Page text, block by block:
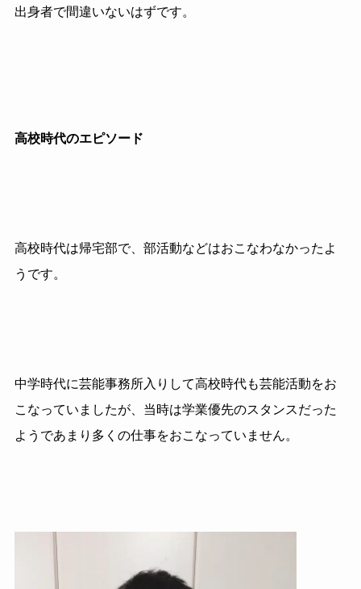
出身者で間違いないはずです。
高校時代のエピソード
高校時代は帰宅部で、部活動などはおこなわなかったよ
うです。
中学時代に芸能事務所入りして高校時代も芸能活動をお
こなっていましたが、当時は学業優先のスタンスだった
ようであまり多くの仕事をおこなっていません。